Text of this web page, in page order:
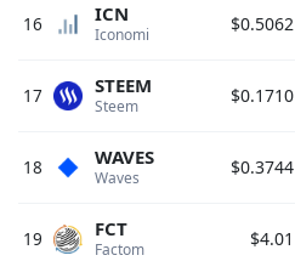
16 Iconomi
ICN $0.5062
17 Steem
STEEM $0.1710
18 Waves
WAVES $0.3744
19 Factom
FCT $4.01